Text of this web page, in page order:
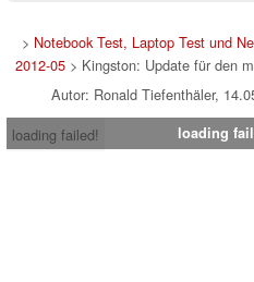
> Notebook Test, Laptop Test und
2012-05> Kingston: Update für den
Autor: Ronald Tiefenthäler,
loading failed!
loading